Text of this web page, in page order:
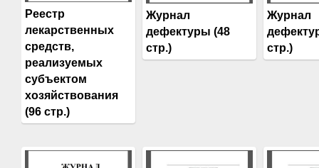
Реестр
лекарственных
средств,
реализуемых
субъектом
хозяйствования
(96 стр.)
Журнал
дефектуры (48
стр.)
Журнал
стр.)